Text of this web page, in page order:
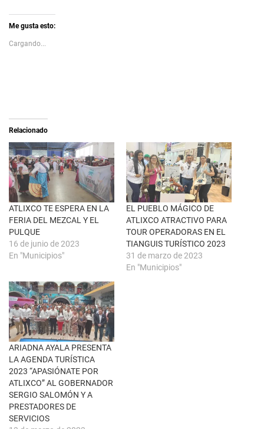
k
t
s
h
e
b
r
e
e
n
u
n
a
v
e
n
t
a
n
a
n
u
)
e
n
F
a
c
e
o
k
(
S
a
b
r
u
n
a
v
e
n
t
a
n
a
n
u
e
v
a
)
Me gusta esto:
Cargando...
Relacionado
ATLIXCO TE ESPERA EN LA
FERIA DEL MEZCAL Y EL
PULQUE
16 de junio de 2023
En "Municipios"
EL PUEBLO MÁGICO DE
ATLIXCO ATRACTIVO PARA
TOUR OPERADORAS EN EL
TIANGUIS TURÍSTICO 2023
31 de marzo de 2023
En "Municipios"
ARIADNA AYALA PRESENTA
LA AGENDA TURÍSTICA
2023 “APASIÓNATE POR
ATLIXCO” AL GOBERNADOR
SERGIO SALOMÓN Y A
PRESTADORES DE
SERVICIOS